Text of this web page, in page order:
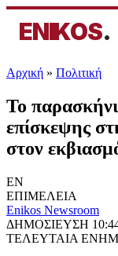
ENIKOS.
Αρχική » Πολιτική
Το
επίσκεψης
στον
EN
ΕΠΙΜΕΛΕΙΑ
Enikos Newsroom
ΔΗΜΟΣΙΕΥΣΗ
ΤΕΛΕΥΤΑΙΑ